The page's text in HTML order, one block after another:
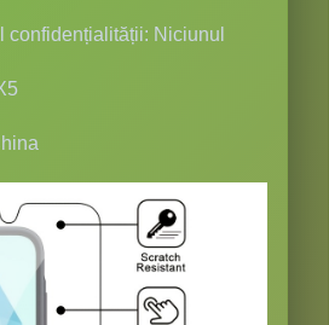
confidențialității: Niciunul